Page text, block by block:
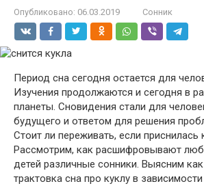
Опубликовано: 06.03.2019 Сонник
Период сна сегодня остается для
Изучения продолжаются и сегодня в
планеты. Сновидения стали для
будущего и ответом для решения
Стоит ли переживать, если приснилась
Рассмотрим, как расшифровывают
детей различные сонники. Выясним
трактовка сна про куклу в